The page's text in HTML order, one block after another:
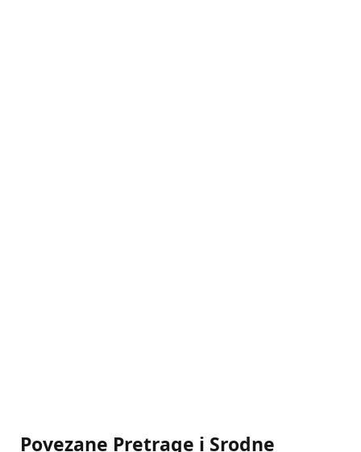
Povezane Pretrage i Srodne